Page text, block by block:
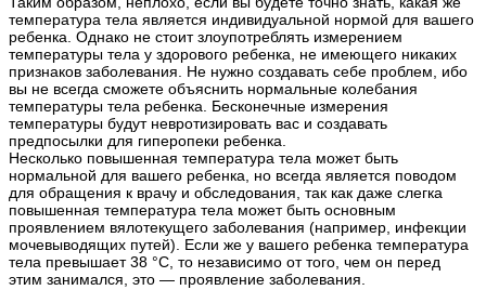
температура тела является индивидуальной нормой для вашего
ребенка. Однако не стоит злоупотреблять измерением
температуры тела у здорового ребенка, не имеющего никаких
признаков заболевания. Не нужно создавать себе проблем, ибо
вы не всегда сможете объяснить нормальные колебания
температуры тела ребенка. Бесконечные измерения
температуры будут невротизировать вас и создавать
предпосылки для гиперопеки ребенка.
Несколько повышенная температура тела может быть
нормальной для вашего ребенка, но всегда является поводом
для обращения к врачу и обследования, так как даже слегка
повышенная температура тела может быть основным
проявлением вялотекущего заболевания (например, инфекции
мочевыводящих путей). Если же у вашего ребенка температура
тела превышает 38 °С, то независимо от того, чем он перед
этим занимался, это — проявление заболевания.